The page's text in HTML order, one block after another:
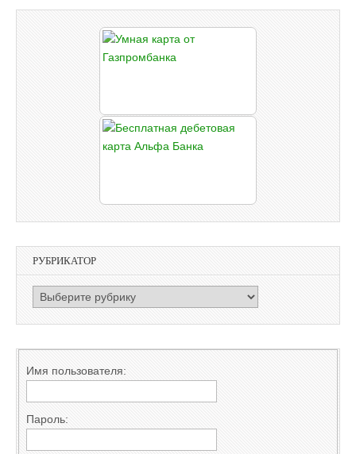
РУБРИКАТОР
РУБРИКАТОР
Имя пользователя:
Пароль: